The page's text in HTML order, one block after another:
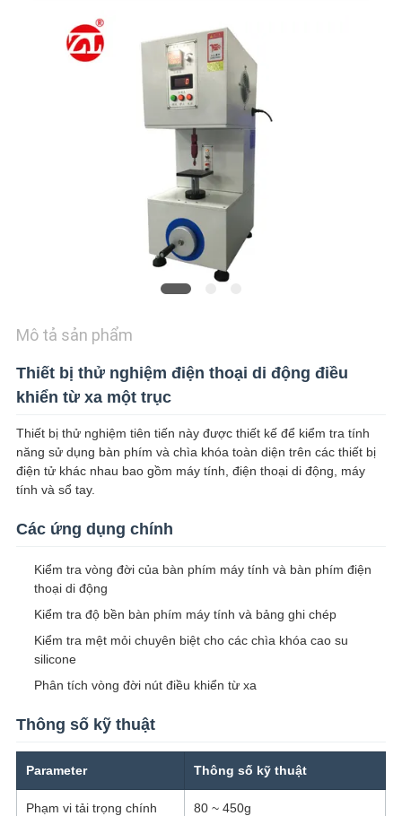
VR
SHOW
SITEMAP
PRIVACY
POLICY
Mô tả sản phẩm
Thiết bị thử nghiệm điện thoại di động điều
khiển từ xa một trục
Thiết bị thử nghiệm tiên tiến này được thiết kế để kiểm tra tính
năng sử dụng bàn phím và chìa khóa toàn diện trên các thiết bị
điện tử khác nhau bao gồm máy tính, điện thoại di động, máy
tính và sổ tay.
Các ứng dụng chính
Kiểm tra vòng đời của bàn phím máy tính và bàn phím điện
thoại di động
Kiểm tra độ bền bàn phím máy tính và bảng ghi chép
Kiểm tra mệt mỏi chuyên biệt cho các chìa khóa cao su
silicone
Phân tích vòng đời nút điều khiển từ xa
Thông số kỹ thuật
Parameter Thông số kỹ thuật
Phạm vi tải trọng chính 80 ~ 450g